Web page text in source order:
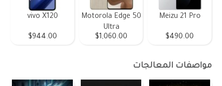
Meizu 21 Pro
$490.00
Motorola Edge 50
Ultra
$1,060.00
vivo X120
$944.00
مواصفات المعالجات